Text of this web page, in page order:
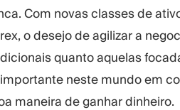
Com novas classes de
o desejo de agilizar a
quanto aquelas
neste mundo em
maneira de ganhar dinheiro.